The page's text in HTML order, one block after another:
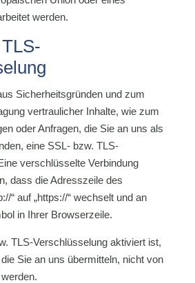
werden.
Sicherheitsgründen und zum
vertraulicher Inhalte, wie zum
oder Anfragen, die Sie an uns als
eine SSL- bzw. TLS-
verschlüsselte Verbindung
dass die Adresszeile des
“ auf „https://“ wechselt und an
in Ihrer Browserzeile.
TLS-Verschlüsselung aktiviert ist,
Sie an uns übermitteln, nicht von